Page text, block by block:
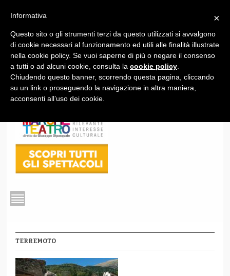
1
TERREMOTO
×
Informativa
Questo sito o gli strumenti terzi da questo utilizzati si avvalgono
di cookie necessari al funzionamento ed utili alle finalità illustrate
nella cookie policy. Se vuoi saperne di più o negare il consenso
a tutti o ad alcuni cookie, consulta la cookie policy
Chiudendo questo banner, scorrendo questa pagina, cliccando
su un link o proseguendo la navigazione in altra maniera,
acconsenti all’uso dei cookie.